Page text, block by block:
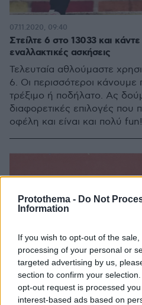
Protothema - Do Not
Information
If you wish to opt-out of the
processing of your personal or
targeted advertising by us,
section to confirm your
opt-out request is processed
interest-based ads based on
Στείλτε 6 στο 13033 και κάντε
εναλλακτικές ασκήσεις
Τελευταία αθλούμαστε
6. Οι περισσότεροι
τρέξιμο ή ποδήλατο. Ας
διαφορετικές επιλογές
οφέλη και είναι και πολύ fun!
07.11.2020, 09:40